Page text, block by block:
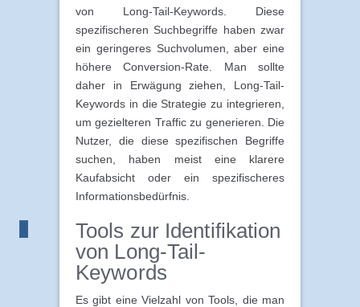
von Long-Tail-Keywords. Diese
spezifischeren Suchbegriffe haben zwar
ein geringeres Suchvolumen, aber eine
höhere Conversion-Rate. Man sollte
daher in Erwägung ziehen, Long-Tail-
Keywords in die Strategie zu integrieren,
um gezielteren Traffic zu generieren. Die
Nutzer, die diese spezifischen Begriffe
suchen, haben meist eine klarere
Kaufabsicht oder ein spezifischeres
Informationsbedürfnis.
Tools zur Identifikation
von Long-Tail-
Keywords
Es gibt eine Vielzahl von Tools, die man